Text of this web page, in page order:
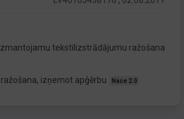
tekstilizstrādājumu ražošana
izņemot apģērbu Nace 2.0